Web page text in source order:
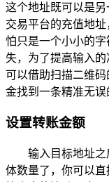
这个地址既可以是
交易平台的充值地
怕只是一个小小的
失，为了提高输入
可以借助扫描二维
金找到一条精准无误
设置转账金额
输入目标地址
体数量了，你可以